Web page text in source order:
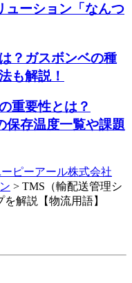
ューション「なんつ
？ガスボンベの種
も解説！
重要性とは？
保存温度一覧や課題
ピーアール株式会社
> TMS（輸配送管理シ
解説【物流用語】